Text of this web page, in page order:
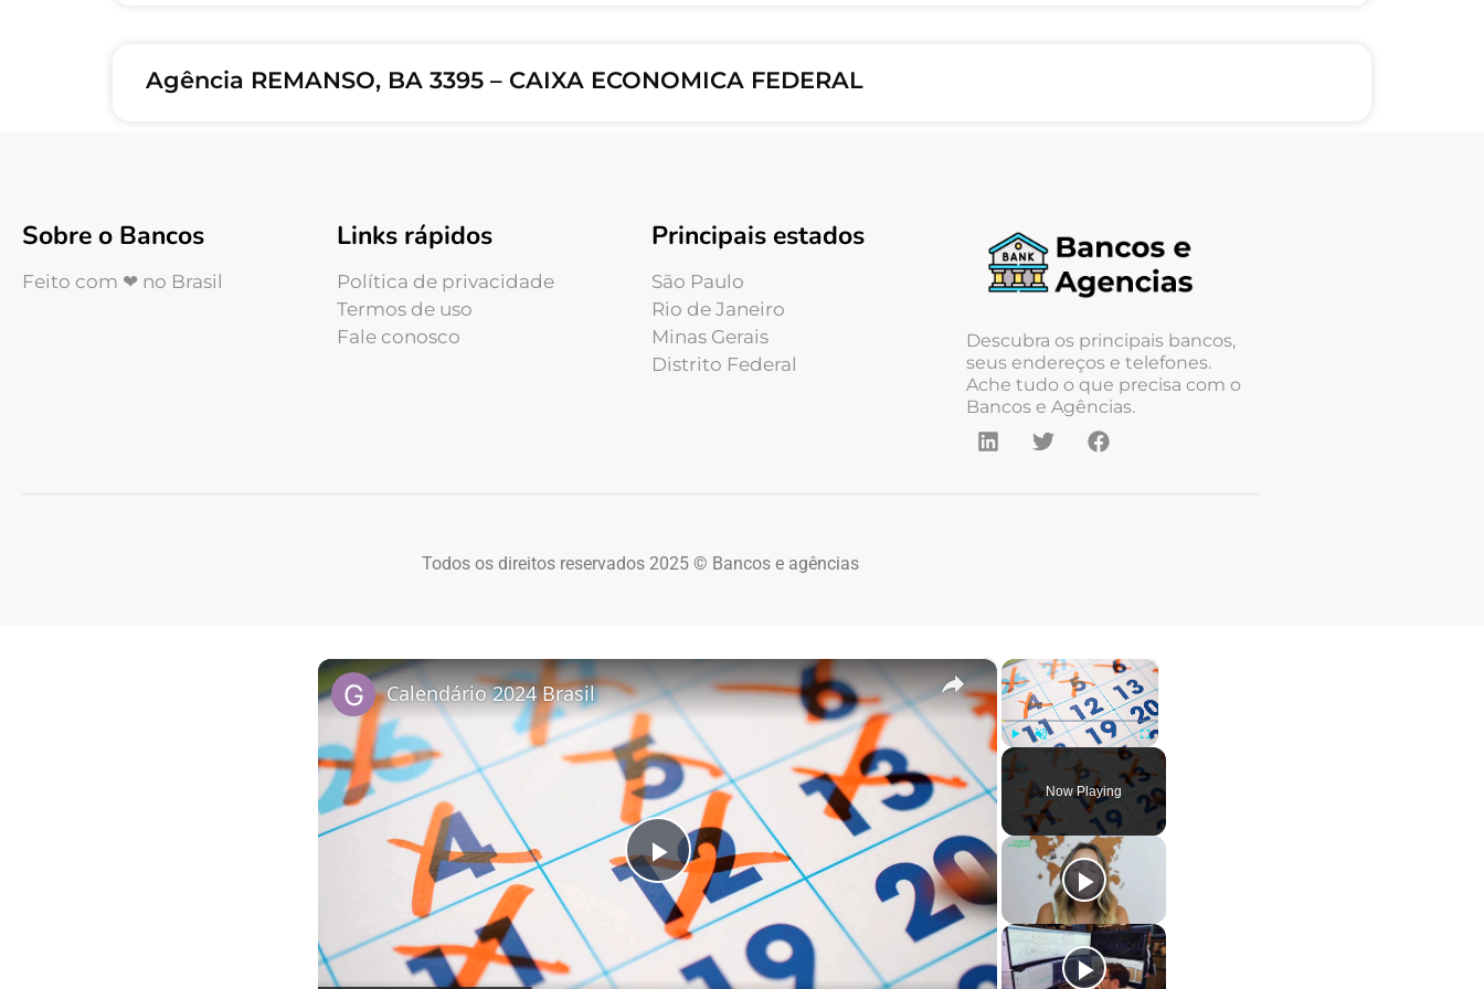
Agência REMANSO, BA 3395 – CAIXA ECONOMICA FEDERAL
Sobre o Bancos
Feito com ❤ no Brasil
Links rápidos
Política de privacidade
Termos de uso
Fale conosco
Principais estados
São Paulo
Rio de Janeiro
Minas Gerais
Distrito Federal
Descubra os principais bancos,
seus endereços e telefones.
Ache tudo o que precisa com o
Bancos e Agências.
Todos os direitos reservados 2025 © Bancos e agências
×
Fullscreen
Now Playing
×
Play Video
Calendário 2024 Brasil